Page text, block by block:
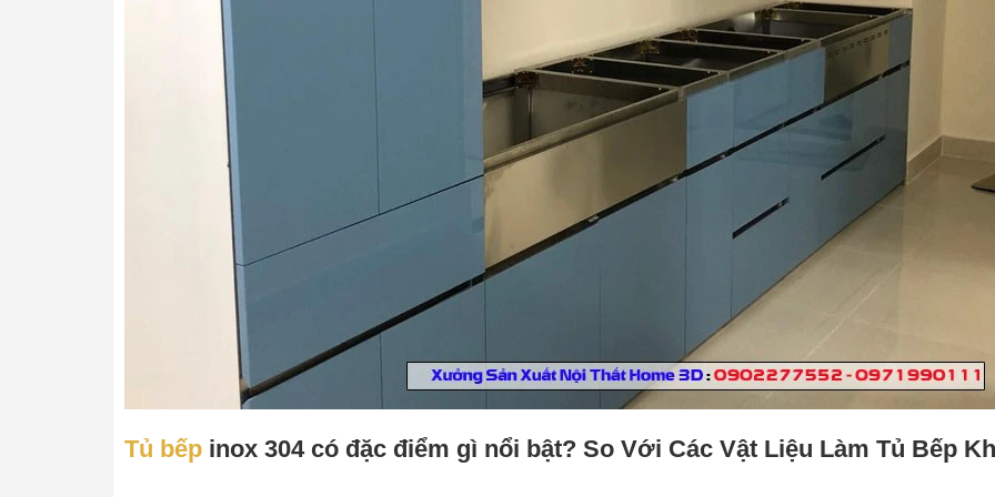
Tủ bếp inox 304 có đặc điểm gì nổi bật? So Với Các Vật Liệu Làm Tủ Bếp